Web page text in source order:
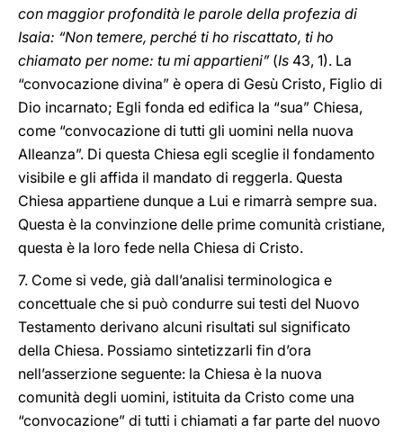
con maggior profondità le parole della profezia di
Isaia: “Non temere, perché ti ho riscattato, ti ho
chiamato per nome: tu mi appartieni”(Is 43, 1). La
“convocazione divina” è opera di Gesù Cristo, Figlio di
Dio incarnato; Egli fonda ed edifica la “sua” Chiesa,
come “convocazione di tutti gli uomini nella nuova
Alleanza”. Di questa Chiesa egli sceglie il fondamento
visibile e gli affida il mandato di reggerla. Questa
Chiesa appartiene dunque a Lui e rimarrà sempre sua.
Questa è la convinzione delle prime comunità cristiane,
questa è la loro fede nella Chiesa di Cristo.
7. Come si vede, già dall’analisi terminologica e
concettuale che si può condurre sui testi del Nuovo
Testamento derivano alcuni risultati sul significato
della Chiesa. Possiamo sintetizzarli fin d’ora
nell’asserzione seguente: la Chiesa è la nuova
comunità degli uomini, istituita da Cristo come una
“convocazione” di tutti i chiamati a far parte del nuovo